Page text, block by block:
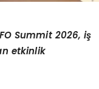
Summit 2026, iş
etkinlik